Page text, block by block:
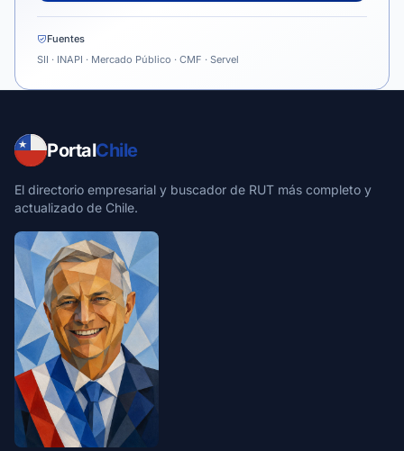
Fuentes
SII · INAPI · Mercado Público · CMF · Servel
PortalChile
El directorio empresarial y buscador de RUT más completo y
actualizado de Chile.